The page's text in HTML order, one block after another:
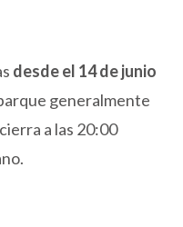
desde el 14 de junio
generalmente
a las 20:00